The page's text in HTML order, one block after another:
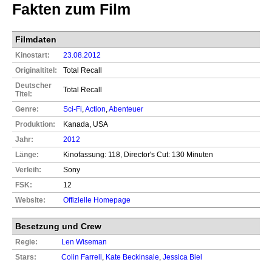
Fakten zum Film
Filmdaten
Kinostart:
23.08.2012
Originaltitel:
Total Recall
Deutscher
Titel:
Total Recall
Genre: Sci-Fi Action Abenteuer
Produktion:
Kanada, USA
Jahr:
2012
Länge:
Kinofassung: 118, Director's Cut: 130 Minuten
Verleih:
Sony
FSK:
12
Website:
Offizielle Homepage
Besetzung und Crew
Regie:
Len Wiseman
Stars:
Colin Farrell Kate Beckinsale Jessica Biel